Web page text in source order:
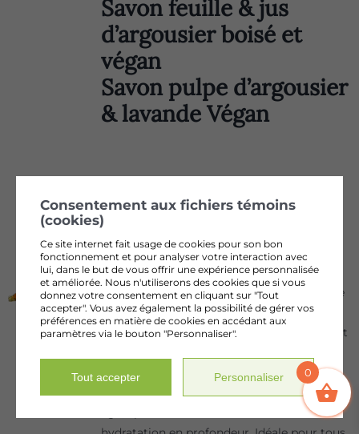
Savon feuille & jus
d’argousier boisé et
végan
Savon pulpe d’argousier
& lavande Végan
huile de pépins d’argousier
52,00 $
Notre huile de pépin d'argousier biologique
est extraite de fruits cultivés au Québec.
Riche en acides gras essentiels, vitamines et
bienfaits pour la peau : régénération
cellulaire, protection après-soleil, effet anti-
Consentement aux fichiers témoins
(cookies)
Ce site internet fait usage de cookies pour son bon
fonctionnement et pour analyser votre interaction avec
lui, dans le but de vous offrir une expérience personnalisée
et améliorée. Nous n'utiliserons des cookies que si vous
donnez votre consentement en cliquant sur "Tout
accepter". Vous avez également la possibilité de gérer vos
préférences en matière de cookies en accédant aux
paramètres via le bouton "Personnaliser".
Tout accepter Personnaliser 0